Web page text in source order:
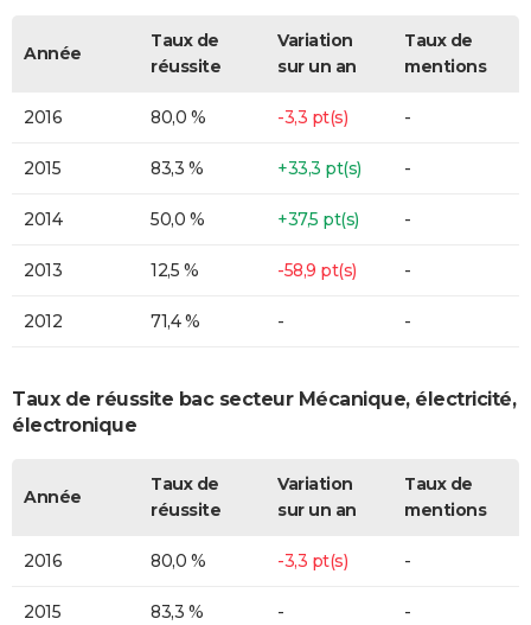
Année
Taux de
réussite
Variation
sur un an
Taux de
mentions
2016 80,0 % -3,3 pt(s) -
2015 83,3 % +33,3 pt(s) -
2014 50,0 % +37,5 pt(s) -
2013 12,5 % -58,9 pt(s) -
2012 71,4 % - -
Taux de réussite bac secteur Mécanique, électricité,
électronique
Année
Taux de
réussite
Variation
sur un an
Taux de
mentions
2016 80,0 % -3,3 pt(s) -
2015 83,3 % - -